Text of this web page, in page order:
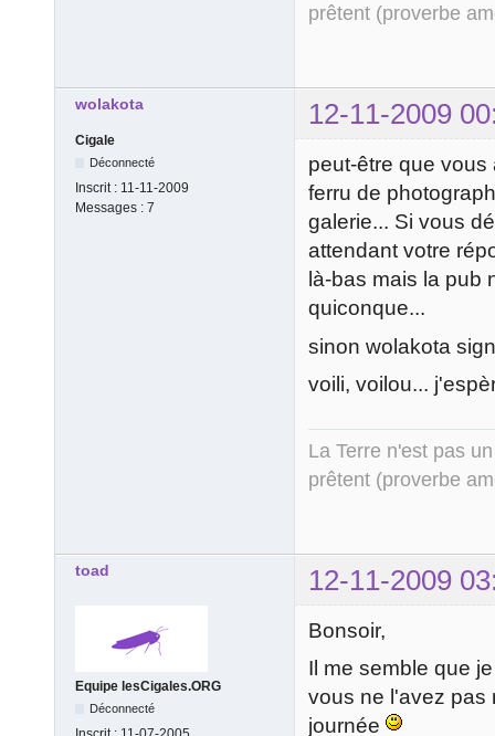
prêtent (proverbe
wolakota 12-11-2009
Cigale
Déconnecté
Inscrit : 11-11-2009
Messages : 7
peut-être que
ferru de
galerie... Si vous
attendant votre
là-bas mais la pub
quiconque...
sinon wolakota
voili, voilou...
La Terre n'est pas
prêtent (proverbe
toad 12-11-2009
Equipe lesCigales.ORG
Déconnecté
Bonsoir,
Il me semble que
vous ne l'avez pas
journée